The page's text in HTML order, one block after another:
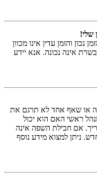
שלי!
והזמן עדין אינו מכוון
אינה נכונה. אנא יידע
או שאף אחד לא תרגם את
ראשי האם הוא יכול
אם חבילת השפה אינה
ניתן למצוא מידע נוסף